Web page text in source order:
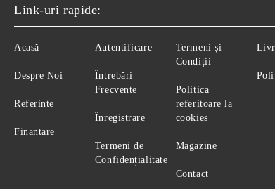
Link-uri rapide:
Acasă
Despre Noi
Referinte
Finantare
Autentificare
Întrebări
Frecvente
Înregistrare
Termeni de
Confidențialitate
Termeni și
Condiții
Politica
referitoare la
cookies
Magazine
Contact